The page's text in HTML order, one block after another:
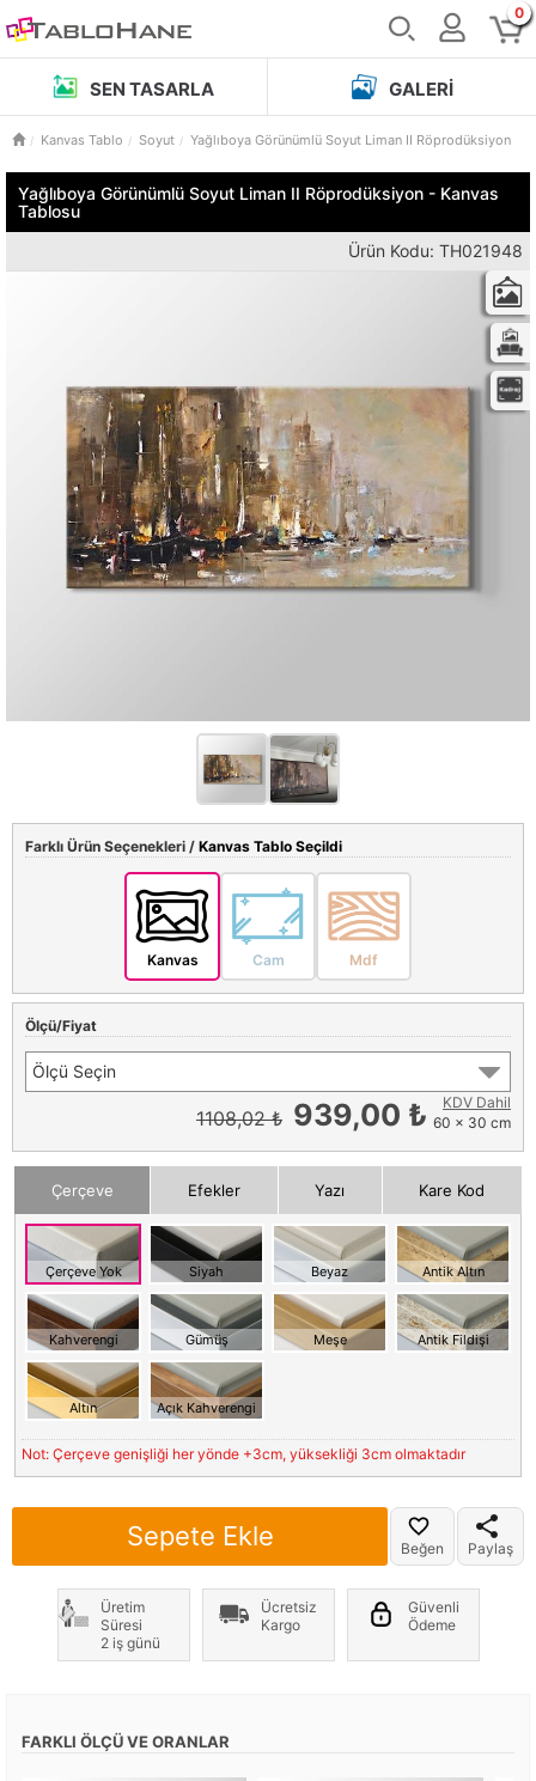
0
SEN TASARLA GALERI
Kanvas Tablo Soyut Yağlıboya Görünümlü Soyut Liman II Röprodüksiyon
Yağlıboya Görünümlü Soyut Liman II Röprodüksiyon - Kanvas
Tablosu
Ürün Kodu: TH021948
Farklı Ürün Seçenekleri / Kanvas Tablo Seçildi
Kanvas Cam Mdf
Ölçü/Fiyat
Ölçü Seçin
1108,02 ₺ 939,00 ₺
KDV Dahil
60 x 30 cm
Çerçeve Efekler Yazı Kare Kod
Çerçeve Yok Siyah Beyaz Antik Altın
Kahverengi Gümüş Meşe Antik Fildişi
Altın Açık Kahverengi
Not: Çerçeve genişliği her yönde +3cm, yüksekliği 3cm olmaktadır
Sepete Ekle Beğen Paylaş
Üretim
Süresi
2 iş günü
Ücretsiz
Kargo
Güvenli
Ödeme
FARKLI ÖLÇÜ VE ORANLAR